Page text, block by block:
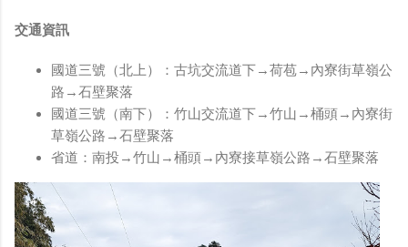
交通資訊
國道三號（北上）：古坑交流道下→荷苞→內寮街草嶺公
路→石壁聚落
國道三號（南下）：竹山交流道下→竹山→桶頭→內寮街
草嶺公路→石壁聚落
省道：南投→竹山→桶頭→內寮接草嶺公路→石壁聚落